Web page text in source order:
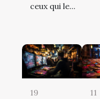
ceux qui le...
19
11